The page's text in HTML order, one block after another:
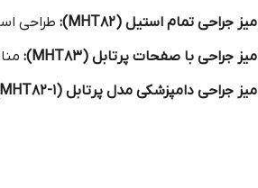
میز جراحی تمام استیل (MHT82):
طراحی
میز جراحی با صفحات پرتابل (MHT83):
میز جراحی دامپزشکی مدل پرتابل (MHT82-1)